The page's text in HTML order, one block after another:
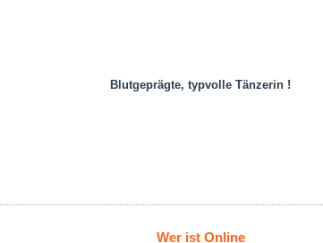
Blutgeprägte, typvolle Tänzerin !
Wer ist Online